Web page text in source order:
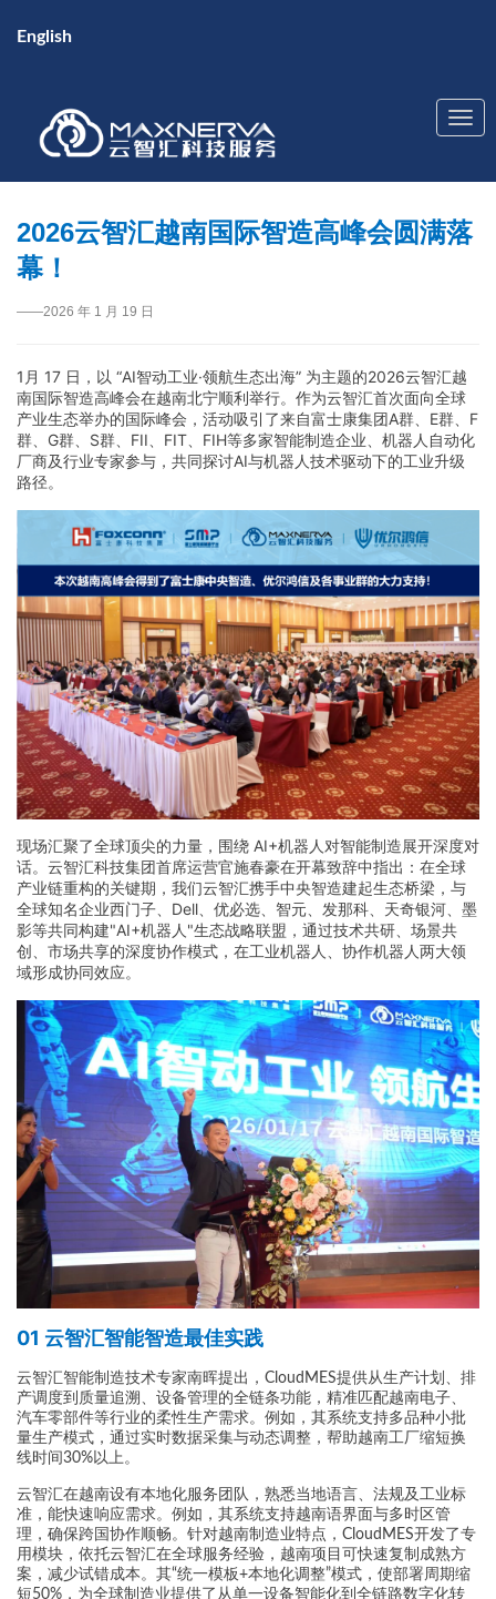
English
2026云智汇越南国际智造高峰会圆满落
幕！
——2026 年 1 月 19 日
1月 17 日，以 “AI智动工业·领航生态出海” 为主题的2026云智汇越
南国际智造高峰会在越南北宁顺利举行。作为云智汇首次面向全球
产业生态举办的国际峰会，活动吸引了来自富士康集团A群、E群、F
群、G群、S群、FII、FIT、FIH等多家智能制造企业、机器人自动化
厂商及行业专家参与，共同探讨AI与机器人技术驱动下的工业升级
路径。
现场汇聚了全球顶尖的力量，围绕 AI+机器人对智能制造展开深度对
话。云智汇科技集团首席运营官施春豪在开幕致辞中指出：在全球
产业链重构的关键期，我们云智汇携手中央智造建起生态桥梁，与
全球知名企业西门子、Dell、优必选、智元、发那科、天奇银河、墨
影等共同构建"AI+机器人"生态战略联盟，通过技术共研、场景共
创、市场共享的深度协作模式，在工业机器人、协作机器人两大领
域形成协同效应。
01 云智汇智能智造最佳实践
云智汇智能制造技术专家南晖提出，CloudMES提供从生产计划、排
产调度到质量追溯、设备管理的全链条功能，精准匹配越南电子、
汽车零部件等行业的柔性生产需求。例如，其系统支持多品种小批
量生产模式，通过实时数据采集与动态调整，帮助越南工厂缩短换
线时间30%以上。
云智汇在越南设有本地化服务团队，熟悉当地语言、法规及工业标
准，能快速响应需求。例如，其系统支持越南语界面与多时区管
理，确保跨国协作顺畅。针对越南制造业特点，CloudMES开发了专
用模块，依托云智汇在全球服务经验，越南项目可快速复制成熟方
案，减少试错成本。其“统一模板+本地化调整”模式，使部署周期缩
短50%，为全球制造业提供了从单一设备智能化到全链路数字化转